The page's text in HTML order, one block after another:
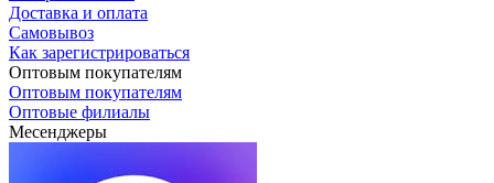
Доставка и оплата
Самовывоз
Как зарегистрироваться
Оптовым покупателям
Оптовым покупателям
Оптовые филиалы
Месенджеры